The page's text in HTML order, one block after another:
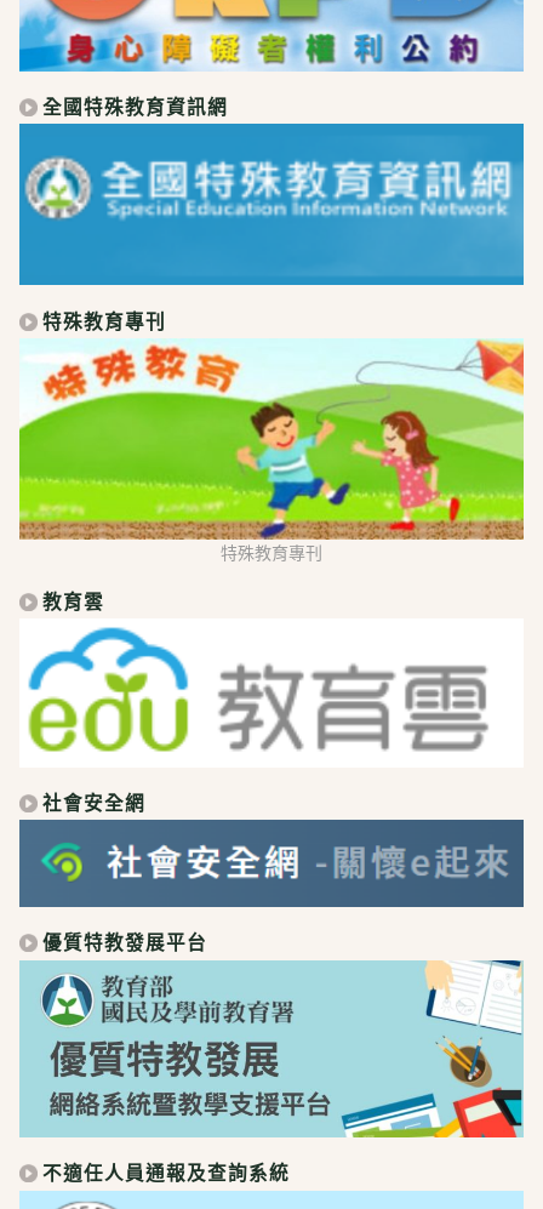
全國特殊教育資訊網
特殊教育專刊
特殊教育專刊
教育雲
社會安全網
優質特教發展平台
不適任人員通報及查詢系統